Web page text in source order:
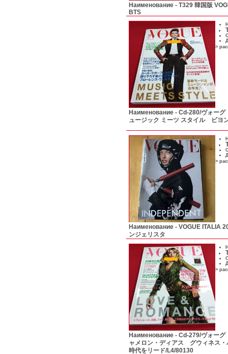
Наименование - T329 韓国版
BTS
>
Наименование - Cd-280/ヴォー
ュージック ミーツ スタイル ビヨ
>
Наименование - VOGUE ITALIA
ンジェリスタ
>
Наименование - Cd-279/ヴォー
ャメロン・ディアス グウィネス
時代をリード/L4/80130